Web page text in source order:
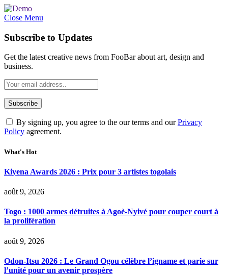
Close Menu
Subscribe to Updates
Get the latest creative news from FooBar about art, design and
business.
By signing up, you agree to the our terms and ourPrivacy
Policy agreement.
What's Hot
Kiyena Awards 2026 : Prix pour 3 artistes togolais
août 9, 2026
Togo : 1000 armes détruites à Agoè-Nyivé pour couper court à
la prolifération
août 9, 2026
Odon-Itsu 2026 : Le Grand Ogou célèbre l’igname et parie sur
l’unité pour un avenir prospère